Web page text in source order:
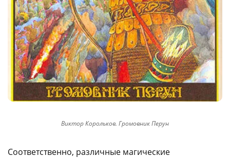
Виктор Корольков. Громовник Перун
Соответственно, различные магические